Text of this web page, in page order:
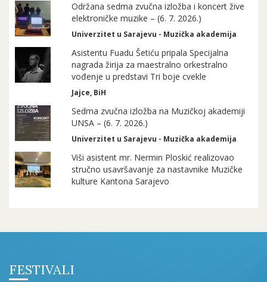
Održana sedma zvučna izložba i koncert žive
elektroničke muzike – (6. 7. 2026.)
Univerzitet u Sarajevu - Muzička akademija
Asistentu Fuadu Šetiću pripala Specijalna
nagrada žirija za maestralno orkestralno
vođenje u predstavi Tri boje cvekle
Jajce, BiH
Sedma zvučna izložba na Muzičkoj akademiji
UNSA – (6. 7. 2026.)
Univerzitet u Sarajevu - Muzička akademija
Viši asistent mr. Nermin Ploskić realizovao
stručno usavršavanje za nastavnike Muzičke
kulture Kantona Sarajevo
FESTIVALI